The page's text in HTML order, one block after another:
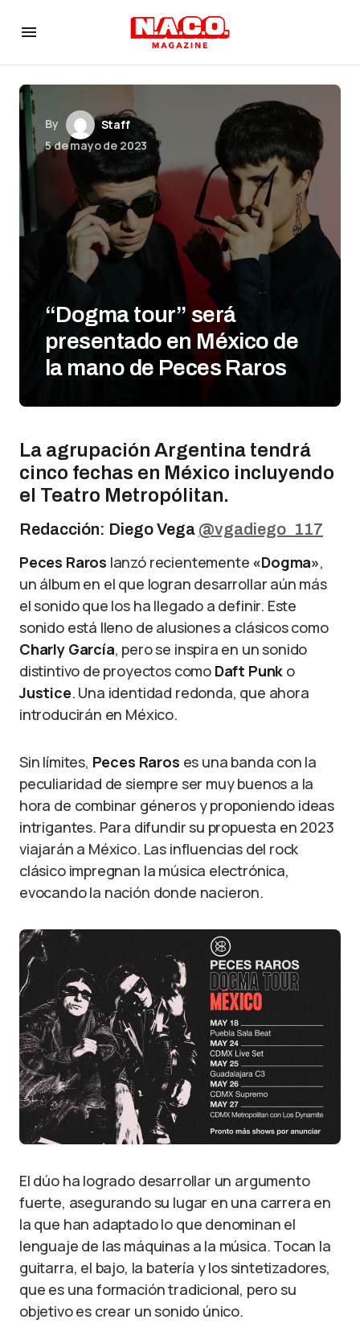
By
Staff
5 de mayo de 2023
“Dogma tour” será
presentado en México de
la mano de Peces Raros
La agrupación Argentina tendrá
cinco fechas en México incluyendo
el Teatro Metropólitan.
Redacción: Diego Vega @vgadiego_117
Peces Raros lanzó recientemente «Dogma»,
un álbum en el que logran desarrollar aún más
el sonido que los ha llegado a definir. Este
sonido está lleno de alusiones a clásicos como
Charly García, pero se inspira en un sonido
distintivo de proyectos como Daft Punk o
Justice. Una identidad redonda, que ahora
introducirán en México.
Sin límites, Peces Raros es una banda con la
peculiaridad de siempre ser muy buenos a la
hora de combinar géneros y proponiendo ideas
intrigantes. Para difundir su propuesta en 2023
viajarán a México. Las influencias del rock
clásico impregnan la música electrónica,
evocando la nación donde nacieron.
El dúo ha logrado desarrollar un argumento
fuerte, asegurando su lugar en una carrera en
la que han adaptado lo que denominan el
lenguaje de las máquinas a la música. Tocan la
guitarra, el bajo, la batería y los sintetizadores,
que es una formación tradicional, pero su
objetivo es crear un sonido único.